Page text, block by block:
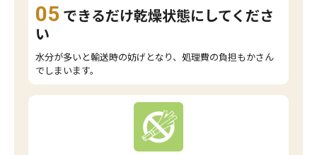
05 できるだけ乾燥状態にしてくださ
い
水分が多いと輸送時の妨げとなり、処理費の負担もかさん
でしまいます。